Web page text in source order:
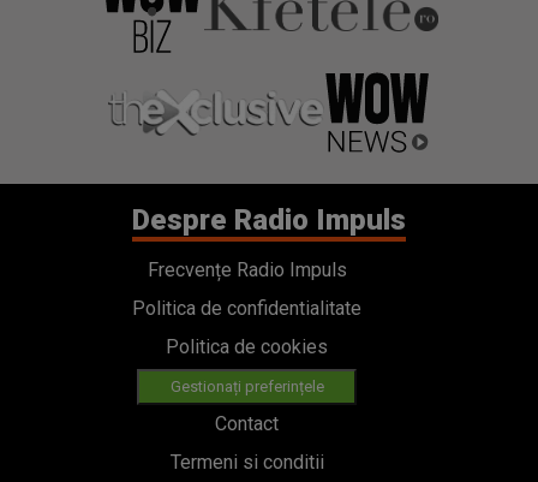
Despre Radio Impuls
Frecvențe Radio Impuls
Politica de confidentialitate
Politica de cookies
Gestionați preferințele
Contact
Termeni si conditii